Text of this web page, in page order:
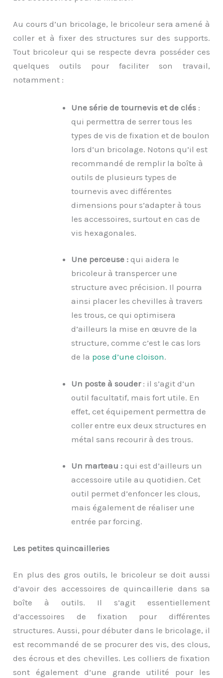
Au cours d’un bricolage, le bricoleur sera amené à
coller et à fixer des structures sur des supports.
Tout bricoleur qui se respecte devra posséder ces
quelques outils pour faciliter son travail,
notamment :
Une série de tournevis et de clés :
qui permettra de serrer tous les
types de vis de fixation et de boulon
lors d’un bricolage. Notons qu’il est
recommandé de remplir la boîte à
outils de plusieurs types de
tournevis avec différentes
dimensions pour s’adapter à tous
les accessoires, surtout en cas de
vis hexagonales.
Une perceuse : qui aidera le
bricoleur à transpercer une
structure avec précision. Il pourra
ainsi placer les chevilles à travers
les trous, ce qui optimisera
d’ailleurs la mise en œuvre de la
structure, comme c’est le cas lors
de la pose d’une cloison.
Un poste à souder : il s’agit d’un
outil facultatif, mais fort utile. En
effet, cet équipement permettra de
coller entre eux deux structures en
métal sans recourir à des trous.
Un marteau : qui est d’ailleurs un
accessoire utile au quotidien. Cet
outil permet d’enfoncer les clous,
mais également de réaliser une
entrée par forcing.
Les petites quincailleries
En plus des gros outils, le bricoleur se doit aussi
d’avoir des accessoires de quincaillerie dans sa
boîte à outils. Il s’agit essentiellement
d’accessoires de fixation pour différentes
structures. Aussi, pour débuter dans le bricolage, il
est recommandé de se procurer des vis, des clous,
des écrous et des chevilles. Les colliers de fixation
sont également d’une grande utilité pour les